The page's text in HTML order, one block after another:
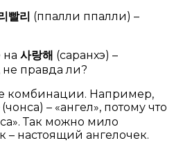
빨리 (ппалли ппалли) –
на 사랑해 (саранхэ) –
правда ли?
комбинации. Например,
(чонса) – «ангел», потому что
Так можно мило
– настоящий ангелочек.